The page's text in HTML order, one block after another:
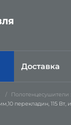
Доставка
Полотенцесушители
перекладин, 115